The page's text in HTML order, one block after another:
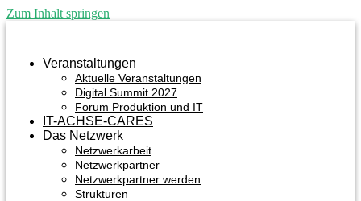
Zum Inhalt springen
Veranstaltungen
Aktuelle Veranstaltungen
Digital Summit 2027
Forum Produktion und IT
IT-ACHSE-CARES
Das Netzwerk
Netzwerkarbeit
Netzwerkpartner
Netzwerkpartner werden
Strukturen